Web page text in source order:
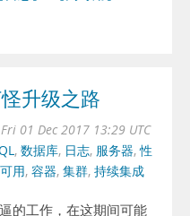
升级之路
Fri 01 Dec 2017 13:29 UTC
, 数据库, 日志, 服务器,性
用, 容器, 集群, 持续集成
的工作，在这期间可能